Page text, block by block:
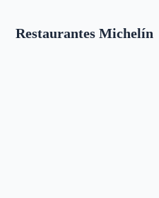
Restaurantes Michelín